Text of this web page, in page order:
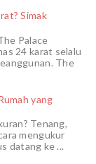
Simak
Palace
24 karat selalu
The
yang
Tenang,
mengukur
datang ke ...